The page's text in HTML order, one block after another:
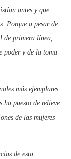
antes y que
Porque a pesar de
de primera línea,
poder y de la toma
más ejemplares
puesto de relieve
de las mujeres
de esta